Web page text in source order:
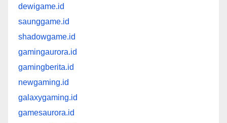
dewigame.id
saunggame.id
shadowgame.id
gamingaurora.id
gamingberita.id
newgaming.id
galaxygaming.id
gamesaurora.id